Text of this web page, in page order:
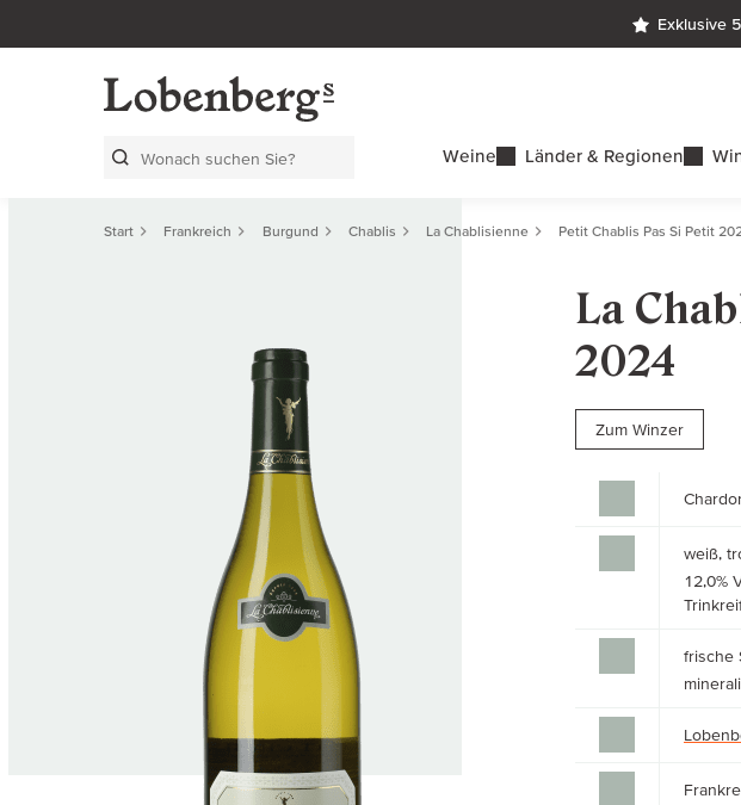
Exklusive
Weine Länder & Regionen
Start Frankreich Burgund Chablis La Chablisienne Petit Chablis Pas Si Petit
La
2024
Zum Winzer
weiß,
12,0%
frische